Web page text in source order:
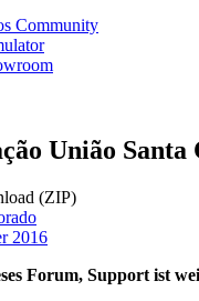
Community
União Santa
(ZIP)
2016
Forum, Support ist